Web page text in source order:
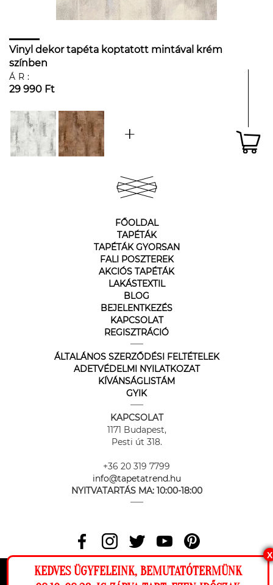
Vinyl dekor tapéta koptatott mintával krém
színben
ÁR:
29 990 Ft
FŐOLDAL
TAPÉTÁK
TAPÉTÁK GYORSAN
FALI POSZTEREK
AKCIÓS TAPÉTÁK
LAKÁSTEXTIL
BLOG
BEJELENTKEZÉS
KAPCSOLAT
REGISZTRÁCIÓ
ÁLTALÁNOS SZERZŐDÉSI FELTÉTELEK
ADETVÉDELMI NYILATKOZAT
KÍVÁNSÁGLISTÁM
GYIK
KAPCSOLAT
1171 Budapest,
Pesti út 318.
+36 20 319 7799
info@tapetatrend.hu
NYITVATARTÁS MA: 10:00-18:00
Az online fizetést a Barion Payment Zrt. biztosítja, MNB engedély
száma: H-EN-I-1064/2013
X
KEDVES ÜGYFELEINK, BEMUTATÓTERMÜNK